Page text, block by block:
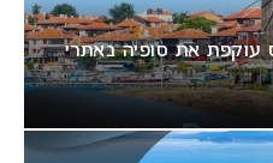
בורגס עוקפת את סופיה באתרי